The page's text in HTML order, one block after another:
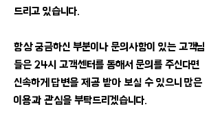
드리고 있습니다.
​항상 궁금하신 부분이나 문의사항이 있는 고객님
들은 24시 고객센터를 통해서 문의를 주신다면
신속하게 답변을 제공 받아 보실 수 있으니 많은
이용과 관심을 부탁드리겠습니다.